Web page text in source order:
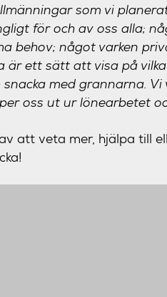
som vi
för och av oss alla;
behov; något varken
är ett sätt att visa på
med grannarna.
oss ut ur lönearbetet
att veta mer, hjälpa till